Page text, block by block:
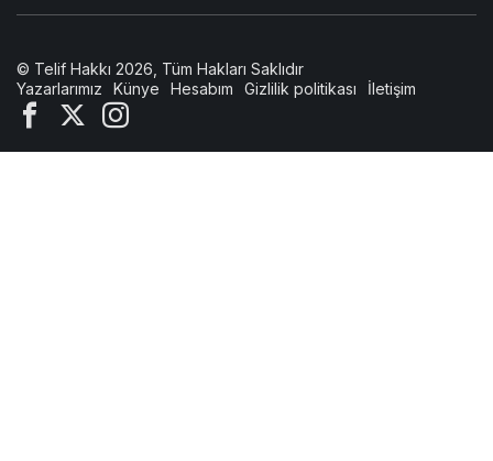
© Telif Hakkı 2026, Tüm Hakları Saklıdır
Yazarlarımız
Künye Hesabım Gizlilik politikası İletişim